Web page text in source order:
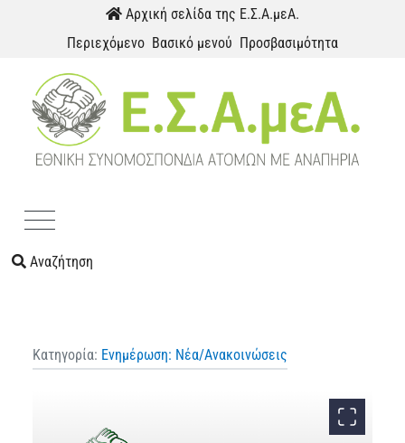
Παράκαμψη προς το περιεχόμενοΑρχική σελίδα της Ε.Σ.Α.μεΑ.
Περιεχόμενο Βασικό μενού Προσβασιμότητα
Αναζήτηση
Κατηγορία: Ενημέρωση: Νέα/Ανακοινώσεις